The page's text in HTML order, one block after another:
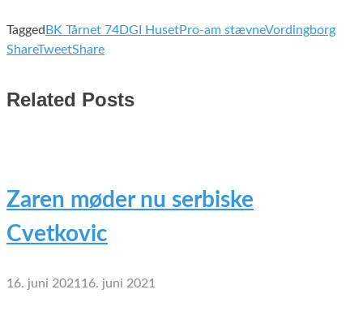
Tagged BK Tårnet 74DGI HusetPro-am stævneVordingborg
ShareTweetShare
Related Posts
Zaren møder nu serbiske
Cvetkovic
16. juni 2021 16. juni 2021